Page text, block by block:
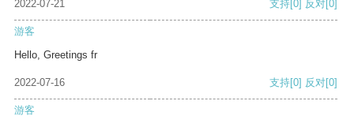
2022-07-21 支持[0] 反对[0]
游客
Hello, Greetings fr
2022-07-16 支持[0] 反对[0]
游客